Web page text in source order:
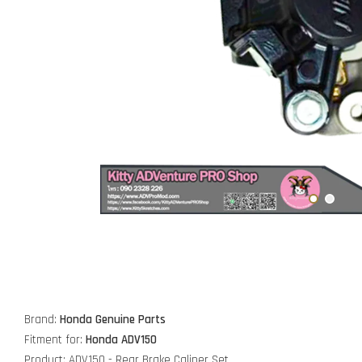
Brand: Honda Genuine Parts
Fitment for: Honda ADV150